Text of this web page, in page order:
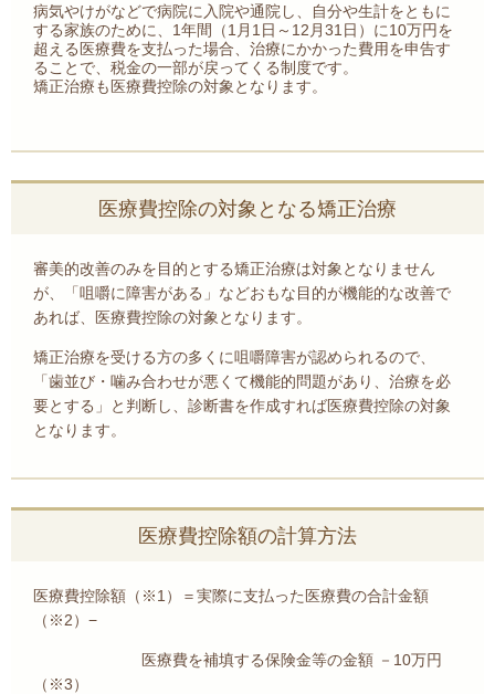
病気やけがなどで病院に入院や通院し、自分や生計をともに
する家族のために、1年間（1月1日～12月31日）に10万円を
超える医療費を支払った場合、治療にかかった費用を申告す
ることで、税金の一部が戻ってくる制度です。
矯正治療も医療費控除の対象となります。
医療費控除の対象となる矯正治療
審美的改善のみを目的とする矯正治療は対象となりません
が、「咀嚼に障害がある」などおもな目的が機能的な改善で
あれば、医療費控除の対象となります。
矯正治療を受ける方の多くに咀嚼障害が認められるので、
「歯並び・噛み合わせが悪くて機能的問題があり、治療を必
要とする」と判断し、診断書を作成すれば医療費控除の対象
となります。
医療費控除額の計算方法
医療費控除額（※1）＝実際に支払った医療費の合計金額
（※2）−
医療費を補填する保険金等の金額 －10万円
（※3）